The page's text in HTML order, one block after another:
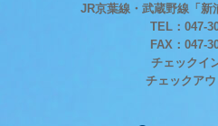
JR京葉線・武蔵野線「新
TEL：047-
FAX：047-
チェックイ
チェックア